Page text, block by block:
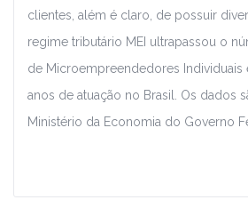
clientes, além é claro, de possuir
regime tributário MEI ultrapassou o
de Microempreendedores
anos de atuação no Brasil. Os dados
Ministério da Economia do Governo